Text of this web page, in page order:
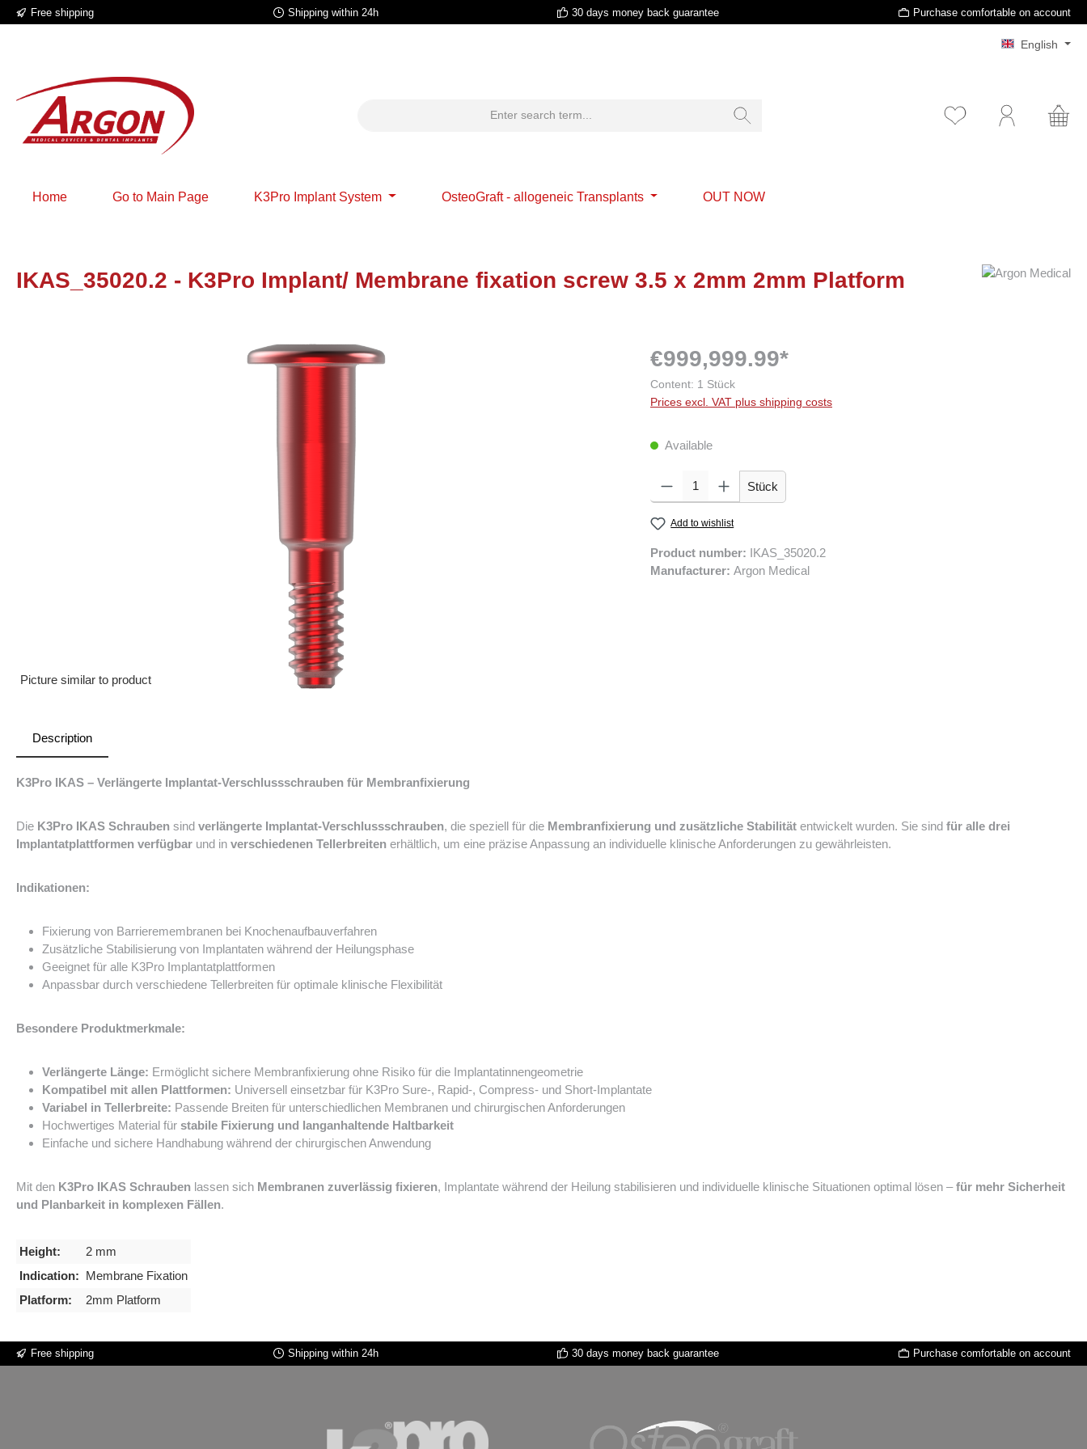
Skip to main navigation
Free shipping Shipping within 24h 30 days money back guarantee Purchase comfortable on account
English
Home Go to Main Page K3Pro Implant System OsteoGraft - allogeneic Transplants OUT NOW
IKAS_35020.2 - K3Pro Implant/ Membrane fixation screw 3.5 x 2mm 2mm Platform
Picture similar to product
€999,999.99*
Content: 1 Stück
Prices excl. VAT plus shipping costs
Available
Product Quantity: Enter the desired amount or use the buttons to increase or decrease the quantity.
Stück
Add to wishlist
Product number: IKAS_35020.2
Manufacturer: Argon Medical
Description
K3Pro IKAS – Verlängerte Implantat-Verschlussschrauben für Membranfixierung
Die K3Pro IKAS Schrauben sind verlängerte Implantat-Verschlussschrauben, die speziell für die Membranfixierung und zusätzliche Stabilität entwickelt wurden. Sie sind für alle drei
Implantatplattformen verfügbar und in verschiedenen Tellerbreiten erhältlich, um eine präzise Anpassung an individuelle klinische Anforderungen zu gewährleisten.
Indikationen:
Fixierung von Barrieremembranen bei Knochenaufbauverfahren
Zusätzliche Stabilisierung von Implantaten während der Heilungsphase
Geeignet für alle K3Pro Implantatplattformen
Anpassbar durch verschiedene Tellerbreiten für optimale klinische Flexibilität
Besondere Produktmerkmale:
Verlängerte Länge: Ermöglicht sichere Membranfixierung ohne Risiko für die Implantatinnengeometrie
Kompatibel mit allen Plattformen: Universell einsetzbar für K3Pro Sure-, Rapid-, Compress- und Short-Implantate
Variabel in Tellerbreite: Passende Breiten für unterschiedlichen Membranen und chirurgischen Anforderungen
Hochwertiges Material für stabile Fixierung und langanhaltende Haltbarkeit
Einfache und sichere Handhabung während der chirurgischen Anwendung
Mit den K3Pro IKAS Schrauben lassen sich Membranen zuverlässig fixieren, Implantate während der Heilung stabilisieren und individuelle klinische Situationen optimal lösen –für mehr Sicherheit
und Planbarkeit in komplexen Fällen.
Height:
2 mm
Indication: Membrane Fixation
Platform:
2mm Platform
Free shipping Shipping within 24h 30 days money back guarantee Purchase comfortable on account